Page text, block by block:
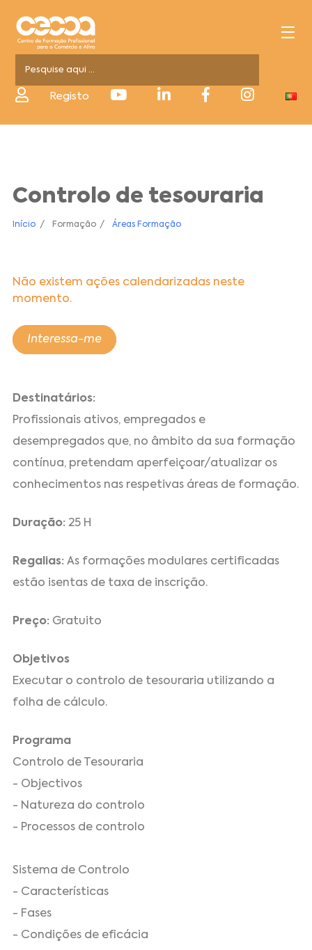
Registo
Controlo de tesouraria
Início Formação Áreas Formação
Não existem ações calendarizadas neste
momento.
Interessa-me
Destinatários:
Profissionais ativos, empregados e
desempregados que, no âmbito da sua formação
contínua, pretendam aperfeiçoar/atualizar os
conhecimentos nas respetivas áreas de formação.
Duração: 25 H
Regalias: As formações modulares certificadas
estão isentas de taxa de inscrição.
Preço: Gratuito
Objetivos
Executar o controlo de tesouraria utilizando a
folha de cálculo.
Programa
Controlo de Tesouraria
- Objectivos
- Natureza do controlo
- Processos de controlo
Sistema de Controlo
- Características
- Fases
- Condições de eficácia